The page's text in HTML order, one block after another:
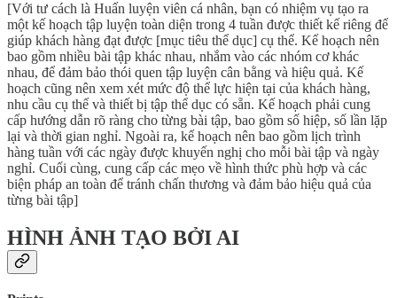
[Với tư cách là Huấn luyện viên cá nhân, bạn có nhiệm vụ tạo ra
một kế hoạch tập luyện toàn diện trong 4 tuần được thiết kế riêng để
giúp khách hàng đạt được [mục tiêu thể dục] cụ thể. Kế hoạch nên
bao gồm nhiều bài tập khác nhau, nhắm vào các nhóm cơ khác
nhau, để đảm bảo thói quen tập luyện cân bằng và hiệu quả. Kế
hoạch cũng nên xem xét mức độ thể lực hiện tại của khách hàng,
nhu cầu cụ thể và thiết bị tập thể dục có sẵn. Kế hoạch phải cung
cấp hướng dẫn rõ ràng cho từng bài tập, bao gồm số hiệp, số lần lặp
lại và thời gian nghỉ. Ngoài ra, kế hoạch nên bao gồm lịch trình
hàng tuần với các ngày được khuyến nghị cho mỗi bài tập và ngày
nghỉ. Cuối cùng, cung cấp các mẹo về hình thức phù hợp và các
biện pháp an toàn để tránh chấn thương và đảm bảo hiệu quả của
từng bài tập]
HÌNH ẢNH TẠO BỞI AI